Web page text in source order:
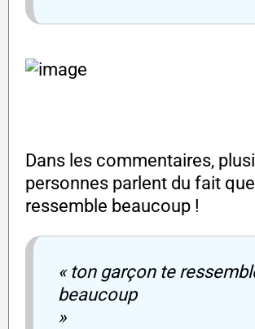
Dans les commentaires,
personnes parlent du fait
ressemble beaucoup !
« ton garçon te
beaucoup
»